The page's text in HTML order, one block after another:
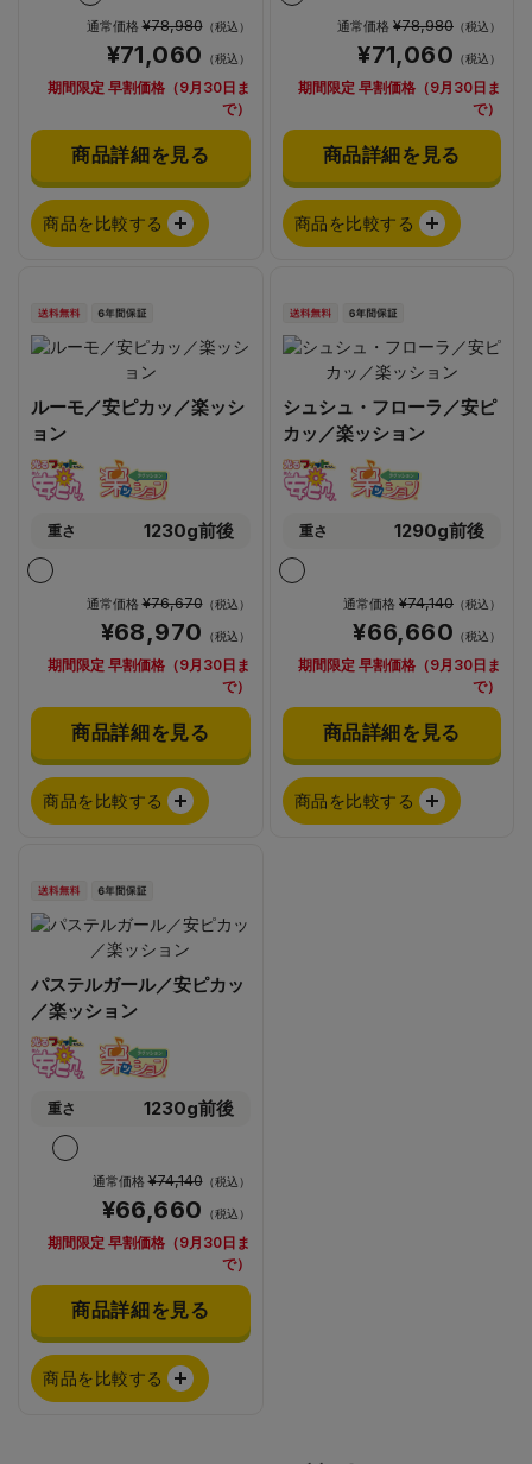
通常価格¥78,980（税込）
¥71,060 （税込）
期間限定 早割価格（9月30日ま
で）
商品詳細を見る
商品を比較する
通常価格 ¥78,980 （税込）
¥71,060 （税込）
期間限定 早割価格（9月30日ま
で）
商品詳細を見る
商品を比較する
ルーモ／安ピカッ／楽ッシ
ョン
重さ 1230g前後
通常価格¥76,670（税込）
¥68,970 （税込）
期間限定 早割価格（9月30日ま
で）
商品詳細を見る
商品を比較する
シュシュ・フローラ／安ピ
カッ／楽ッション
重さ 1290g前後
通常価格 ¥74,140 （税込）
¥66,660 （税込）
期間限定 早割価格（9月30日ま
で）
商品詳細を見る
商品を比較する
パステルガール／安ピカッ
／楽ッション
重さ 1230g前後
通常価格¥74,140（税込）
¥66,660 （税込）
期間限定 早割価格（9月30日ま
で）
商品詳細を見る
商品を比較する